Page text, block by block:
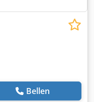
Bellen